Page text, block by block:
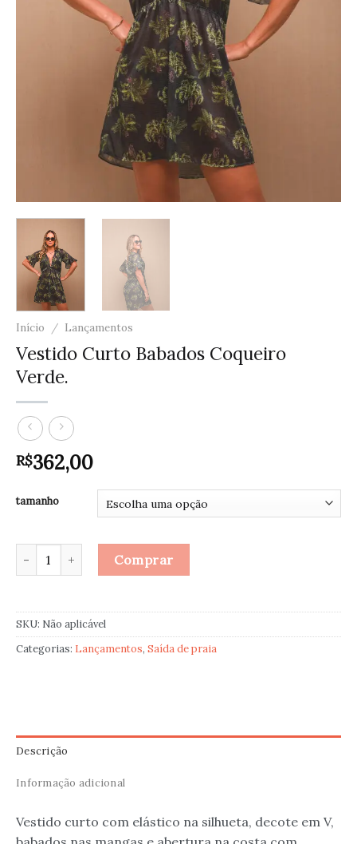
Início / Lançamentos
Vestido Curto Babados Coqueiro
Verde.
R$362,00
tamanho
Vestido Curto Babados Coqueiro Verde. quantidade
Comprar
SKU: Não aplicável
Categorias: Lançamentos, Saída de praia
Descrição
Informação adicional
Vestido curto com elástico na silhueta, decote em V,